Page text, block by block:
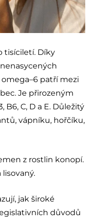
tisíciletí. Díky
patří mezi
Je přirozeným
B6, C, D a E. Důležitý
vápníku, hořčíku,
z rostlin konopí.
lisovaný.
jak široké
důvodů